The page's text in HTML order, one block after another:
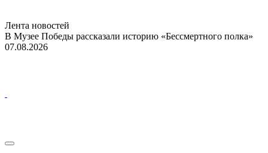
Лента новостей
В Музее Победы рассказали историю «Бессмертного полка»
07.08.2026